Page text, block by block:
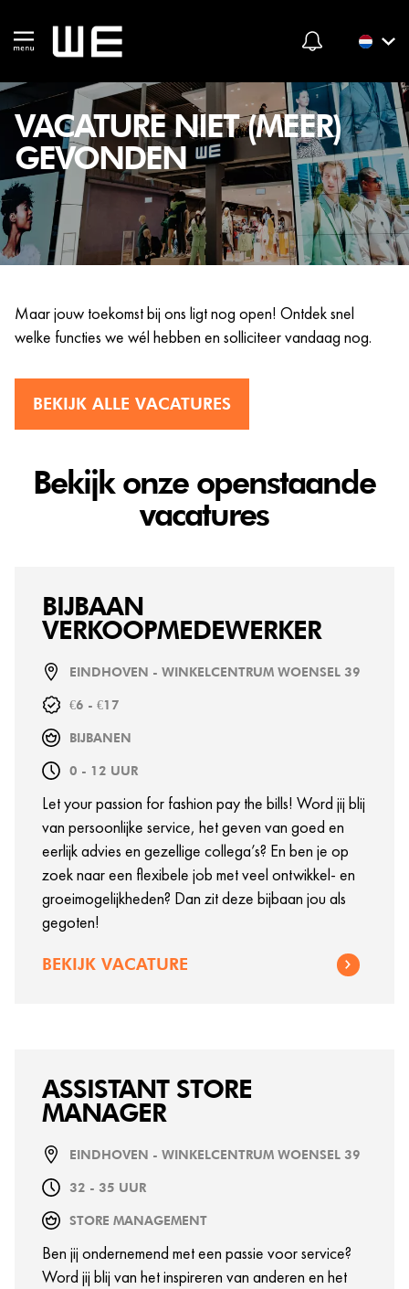
VACATURE NIET (MEER)
GEVONDEN
Maar jouw toekomst bij ons ligt nog open! Ontdek snel
welke functies we wél hebben en solliciteer vandaag nog.
BEKIJK ALLE VACATURES
Bekijk onze openstaande
vacatures
BIJBAAN
VERKOOPMEDEWERKER
EINDHOVEN - WINKELCENTRUM WOENSEL 39
€6 - €17
BIJBANEN
0 - 12 UUR
Let your passion for fashion pay the bills! Word jij blij
van persoonlijke service, het geven van goed en
eerlijk advies en gezellige collega’s? En ben je op
zoek naar een flexibele job met veel ontwikkel- en
groeimogelijkheden? Dan zit deze bijbaan jou als
gegoten!
BEKIJK VACATURE
ASSISTANT STORE
MANAGER
EINDHOVEN - WINKELCENTRUM WOENSEL 39
32 - 35 UUR
STORE MANAGEMENT
Ben jij ondernemend met een passie voor service?
Word jij blij van het inspireren van anderen en het